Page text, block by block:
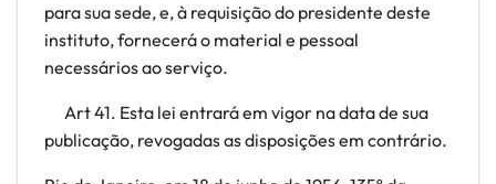
para sua sede, e, à requisição do presidente deste
instituto, fornecerá o material e pessoal
necessários ao serviço.
Art 41. Esta lei entrará em vigor na data de sua
publicação, revogadas as disposições em contrário.